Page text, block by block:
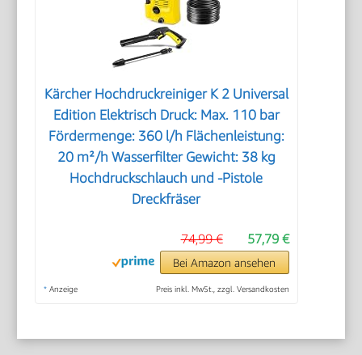
Kärcher Hochdruckreiniger K 2 Universal
Edition Elektrisch Druck: Max. 110 bar
Fördermenge: 360 l/h Flächenleistung:
20 m²/h Wasserfilter Gewicht: 38 kg
Hochdruckschlauch und -Pistole
Dreckfräser
57,79 €
74,99 €
Bei Amazon ansehen
* Anzeige Preis inkl. MwSt., zzgl. Versandkosten